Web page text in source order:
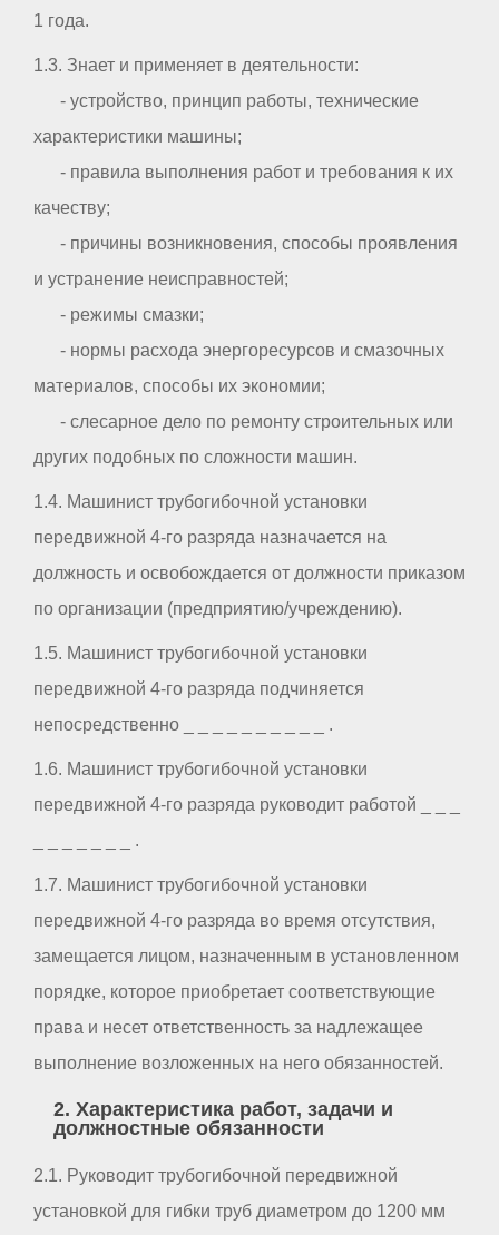
1 года.
1.3. Знает и применяет в деятельности:
- устройство, принцип работы, технические
характеристики машины;
- правила выполнения работ и требования к их
качеству;
- причины возникновения, способы проявления
и устранение неисправностей;
- режимы смазки;
- нормы расхода энергоресурсов и смазочных
материалов, способы их экономии;
- слесарное дело по ремонту строительных или
других подобных по сложности машин.
1.4. Машинист трубогибочной установки
передвижной 4-го разряда назначается на
должность и освобождается от должности приказом
по организации (предприятию/учреждению).
1.5. Машинист трубогибочной установки
передвижной 4-го разряда подчиняется
непосредственно _ _ _ _ _ _ _ _ _ _ .
1.6. Машинист трубогибочной установки
передвижной 4-го разряда руководит работой _ _ _
_ _ _ _ _ _ _ .
1.7. Машинист трубогибочной установки
передвижной 4-го разряда во время отсутствия,
замещается лицом, назначенным в установленном
порядке, которое приобретает соответствующие
права и несет ответственность за надлежащее
выполнение возложенных на него обязанностей.
2. Характеристика работ, задачи и
должностные обязанности
2.1. Руководит трубогибочной передвижной
установкой для гибки труб диаметром до 1200 мм